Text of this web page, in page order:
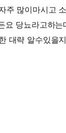
주 많이마시고
요 당뇨라고하
대략 알수있을